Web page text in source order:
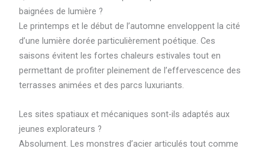
baignées de lumière ?
Le printemps et le début de l’automne enveloppent la cité
d’une lumière dorée particulièrement poétique. Ces
saisons évitent les fortes chaleurs estivales tout en
permettant de profiter pleinement de l’effervescence des
terrasses animées et des parcs luxuriants.
Les sites spatiaux et mécaniques sont-ils adaptés aux
jeunes explorateurs ?
Absolument. Les monstres d’acier articulés tout comme